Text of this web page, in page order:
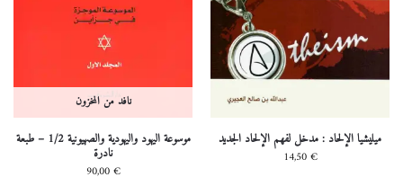
ميليشيا الإلحاد : مدخل لفهم الإلحاد الجديد
14,50€
نافد من المخزون
موسوعة اليهود واليهودية والصهيونية 1/2 – طبعة
نادرة
90,00€